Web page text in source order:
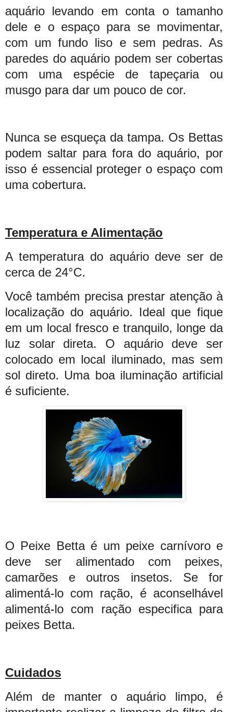
aquário levando em conta o tamanho
dele e o espaço para se movimentar,
com um fundo liso e sem pedras. As
paredes do aquário podem ser cobertas
com uma espécie de tapeçaria ou
musgo para dar um pouco de cor.
Nunca se esqueça da tampa. Os Bettas
podem saltar para fora do aquário, por
isso é essencial proteger o espaço com
uma cobertura.
Temperatura e Alimentação
A temperatura do aquário deve ser de
cerca de 24°C.
Você também precisa prestar atenção à
localização do aquário. Ideal que fique
em um local fresco e tranquilo, longe da
luz solar direta. O aquário deve ser
colocado em local iluminado, mas sem
sol direto. Uma boa iluminação artificial
é suficiente.
O Peixe Betta é um peixe carnívoro e
deve ser alimentado com peixes,
camarões e outros insetos. Se for
alimentá-lo com ração, é aconselhável
alimentá-lo com ração especifica para
peixes Betta.
Cuidados
Além de manter o aquário limpo, é